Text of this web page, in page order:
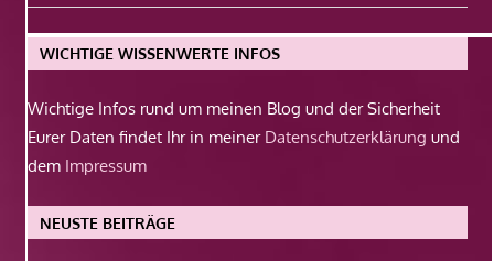
Beitrag:
WICHTIGE WISSENWERTE INFOS
Wichtige Infos rund um meinen Blog und der Sicherheit
Eurer Daten findet Ihr in meiner Datenschutzerklärung und
dem Impressum
NEUSTE BEITRÄGE